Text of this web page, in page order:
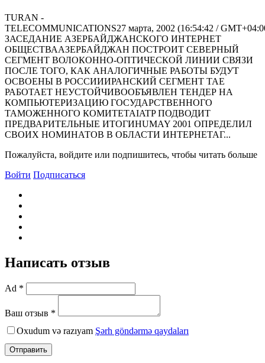
TURAN -
TELECOMMUNICATIONS27 марта, 2002 (16:54:42 /
ЗАСЕДАНИЕ АЗЕРБАЙДЖАНСКОГО ИНТЕРНЕТ
ОБЩЕСТВААЗЕРБАЙДЖАН ПОСТРОИТ СЕВЕРНЫЙ
СЕГМЕНТ ВОЛОКОННО-ОПТИЧЕСКОЙ ЛИНИИ СВЯЗИ
ПОСЛЕ ТОГО, КАК АНАЛОГИЧНЫЕ РАБОТЫ БУДУТ
ОСВОЕНЫ В РОССИИИРАНСКИЙ СЕГМЕНТ ТАЕ
РАБОТАЕТ НЕУСТОЙЧИВООБЪЯВЛЕН ТЕНДЕР НА
КОМПЬЮТЕРИЗАЦИЮ ГОСУДАРСТВЕННОГО
ТАМОЖЕННОГО КОМИТЕТАIATP ПОДВОДИТ
ПРЕДВАРИТЕЛЬНЫЕ ИТОГИHUMAY 2001 ОПРЕДЕЛИЛ
СВОИХ НОМИНАТОВ В ОБЛАСТИ ИНТЕРНЕТАГ...
Пожалуйста, войдите или подпишитесь, чтобы читать больше
Войти Подписаться
Написать отзыв
Ad *
Ваш отзыв *
Oxudum və razıyam Şərh göndərmə qaydaları
Отправить